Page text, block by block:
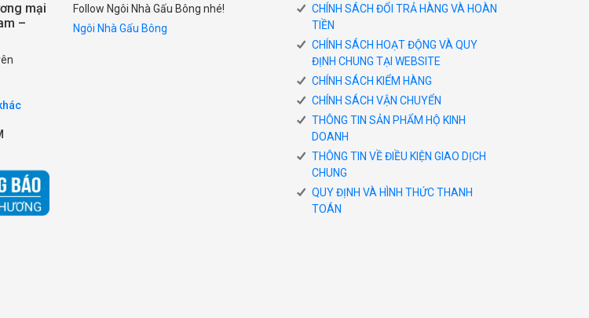
mại
–
Follow Ngôi Nhà Gấu Bông nhé!
Ngôi Nhà Gấu Bông
CHÍNH SÁCH ĐỔI TRẢ HÀNG VÀ HOÀN
TIỀN
CHÍNH SÁCH HOẠT ĐỘNG VÀ QUY
ĐỊNH CHUNG TẠI WEBSITE
CHÍNH SÁCH KIỂM HÀNG
CHÍNH SÁCH VẬN CHUYỂN
THÔNG TIN SẢN PHẨM HỘ KINH
DOANH
THÔNG TIN VỀ ĐIỀU KIỆN GIAO DỊCH
CHUNG
QUY ĐỊNH VÀ HÌNH THỨC THANH
TOÁN